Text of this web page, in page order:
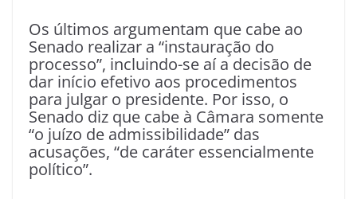
Os últimos argumentam que cabe ao
Senado realizar a “instauração do
processo”, incluindo-se aí a decisão de
dar início efetivo aos procedimentos
para julgar o presidente. Por isso, o
Senado diz que cabe à Câmara somente
“o juízo de admissibilidade” das
acusações, “de caráter essencialmente
político”.